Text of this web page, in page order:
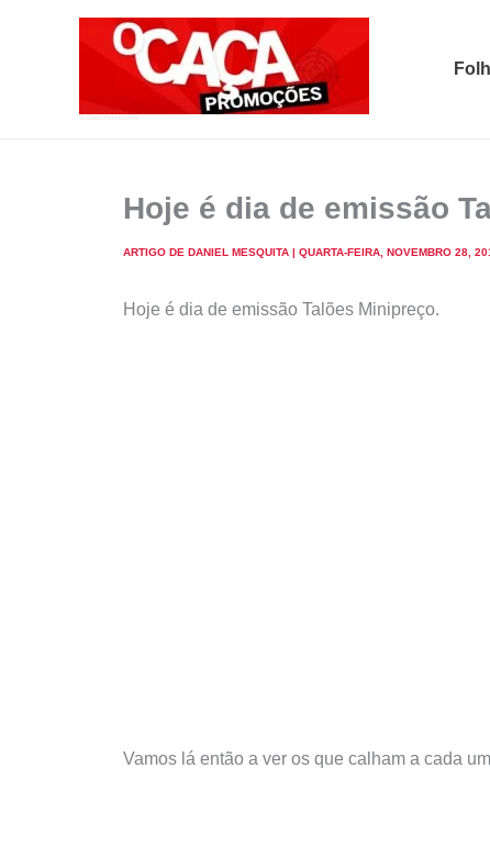
Hoje é dia de emissão
ARTIGO DE DANIEL MESQUITA | QUARTA-FEIRA, NOVEMBRO 28,
Hoje é dia de emissão Talões Minipreço.
Vamos lá então a ver os que calham a cada